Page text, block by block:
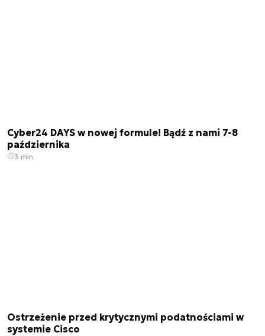
Cyber24 DAYS w nowej formule! Bądź z nami 7-8
października
3 min.
Ostrzeżenie przed krytycznymi podatnościami w
systemie Cisco